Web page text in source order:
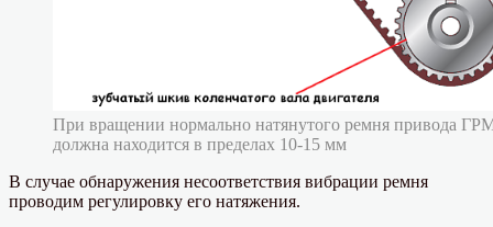
При вращении нормально натянутого ремня привода
должна находится в пределах 10-15 мм
В случае обнаружения несоответствия вибрации ремня
проводим регулировку его натяжения.